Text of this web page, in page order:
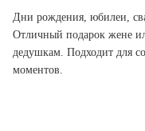
Дни рождения, юбилеи,
Отличный подарок жене
дедушкам. Подходит для
моментов.